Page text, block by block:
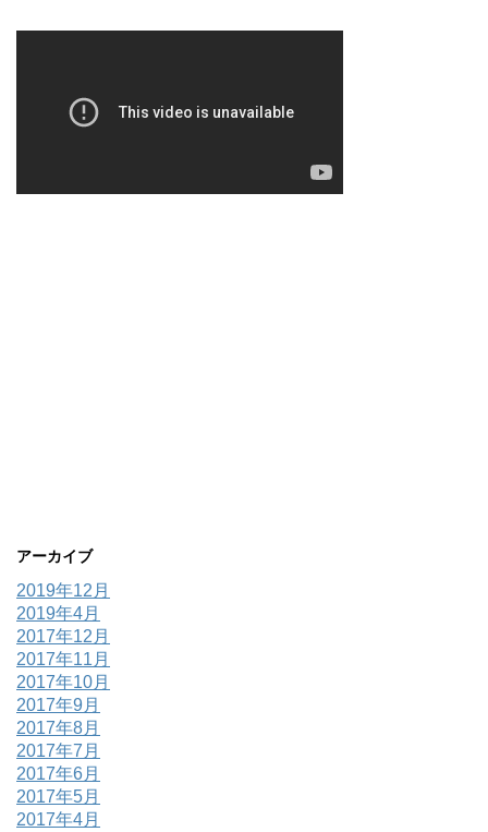
アーカイブ
2019年12月
2019年4月
2017年12月
2017年11月
2017年10月
2017年9月
2017年8月
2017年7月
2017年6月
2017年5月
2017年4月